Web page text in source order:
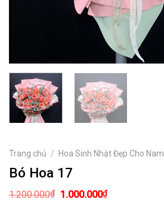
Trang chủ / Hoa Sinh Nhật Đẹp Cho Nam
Bó Hoa 17
1.200.000₫
Giá
1.000.000₫Giá